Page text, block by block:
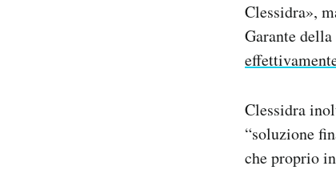
Clessidra»,
Garante
Clessidra
“soluzione
che proprio